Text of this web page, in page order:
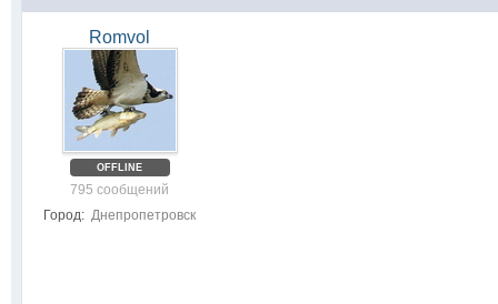
Romvol
OFFLINE
795 сообщений
Город: Днепропетровск